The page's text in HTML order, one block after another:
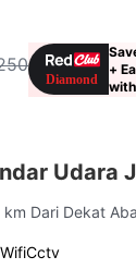
+
Udara
km Dari Dekat
Cctv